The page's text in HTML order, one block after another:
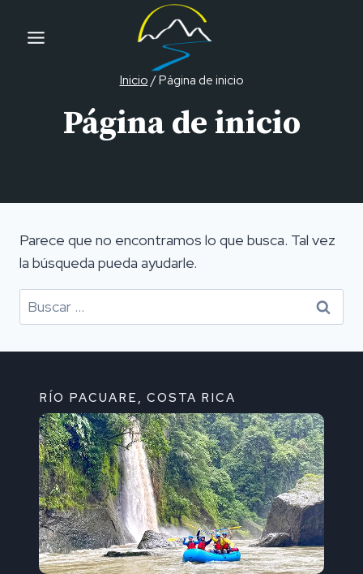
Inicio/Página de inicio
Página de inicio
Parece que no encontramos lo que busca. Tal vez
la búsqueda pueda ayudarle.
Buscar:
RÍO PACUARE, COSTA RICA